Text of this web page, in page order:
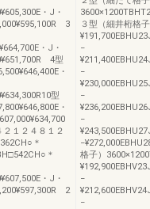
・J・
3
・J・
4型
・
型
・
１２４８１２
＊
＊
・J・
2
３型（細井桁格
−
−
−
−
格子）
−
−